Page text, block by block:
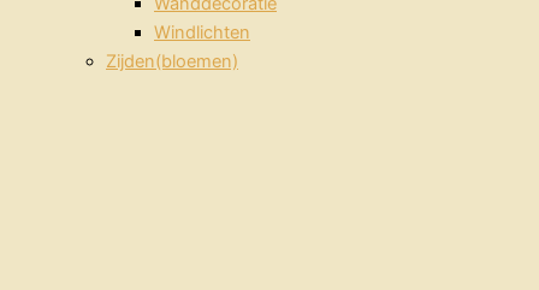
Windlichten
Zijden(bloemen)